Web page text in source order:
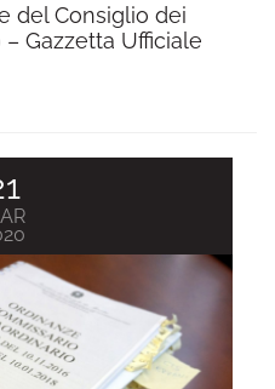
del Consiglio dei
Gazzetta Ufficiale